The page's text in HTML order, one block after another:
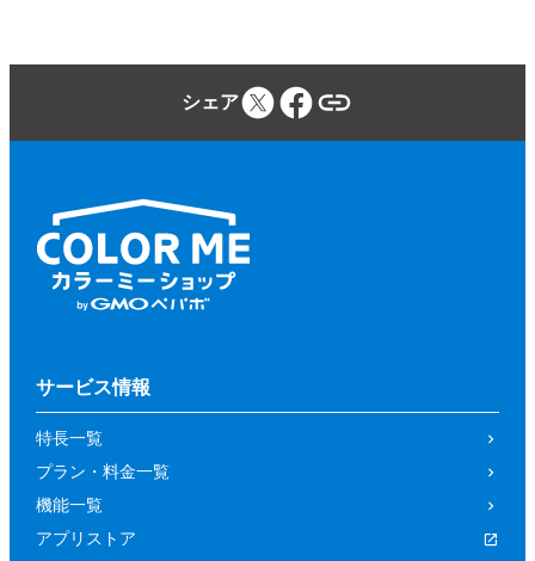
シェア
サービス情報
特長一覧
プラン・料金一覧
機能一覧
アプリストア